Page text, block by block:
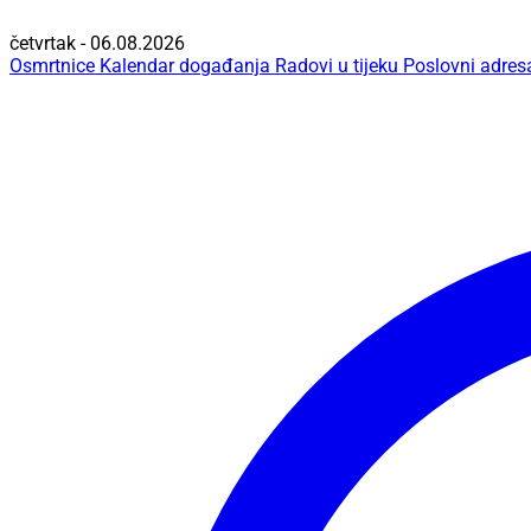
četvrtak - 06.08.2026
Osmrtnice Kalendar događanja Radovi u tijeku Poslovni